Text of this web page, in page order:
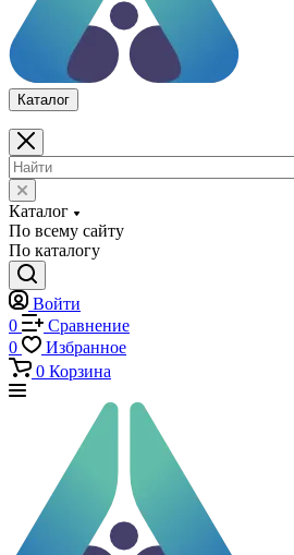
Войти
0
Сравнение
0
Избранное
0 Корзина
Каталог
По всему сайту
По каталогу